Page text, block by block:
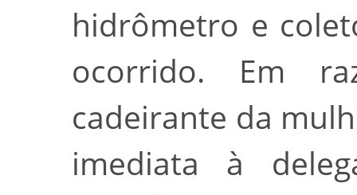
hidrômetro e
ocorrido. Em
cadeirante da
imediata à